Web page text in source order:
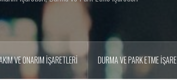
VE ONARIM İŞARETLERI DURMA VE PARK ETME